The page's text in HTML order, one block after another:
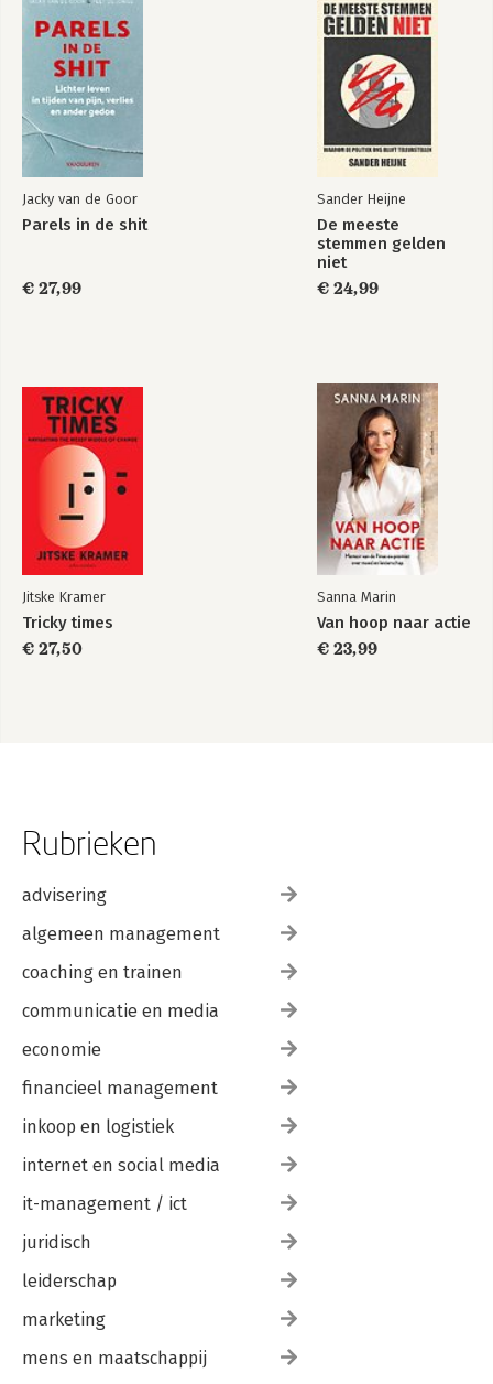
103 Losbrekers
voor meer plezier
thuis
Hartelijk
georganiseerd
Bekijk alle boeken
Jacky van de Goor
Parels in de shit
€ 27,99
Sander Heijne
De meeste
stemmen gelden
niet
€ 24,99
Jitske Kramer
Tricky times
€ 27,50
Sanna Marin
Van hoop naar actie
€ 23,99
Rubrieken
advisering
algemeen management
coaching en trainen
communicatie en media
economie
financieel management
inkoop en logistiek
internet en social media
it-management / ict
juridisch
leiderschap
marketing
mens en maatschappij